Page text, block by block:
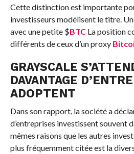
Cette distinction est importante
investisseurs modélisent le titre.
avec une petite $BTCLa position
différents de ceux d’un proxy
GRAYSCALE
DAVANTAGE
ADOPTENT
Dans son rapport, la société a
d’entreprises investissent souvent
mêmes raisons que les autres
plus fréquemment citée est la